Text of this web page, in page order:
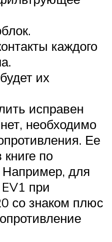
каждого
их
исправен
необходимо
Ее
по
Например, для
при
со знаком плюс